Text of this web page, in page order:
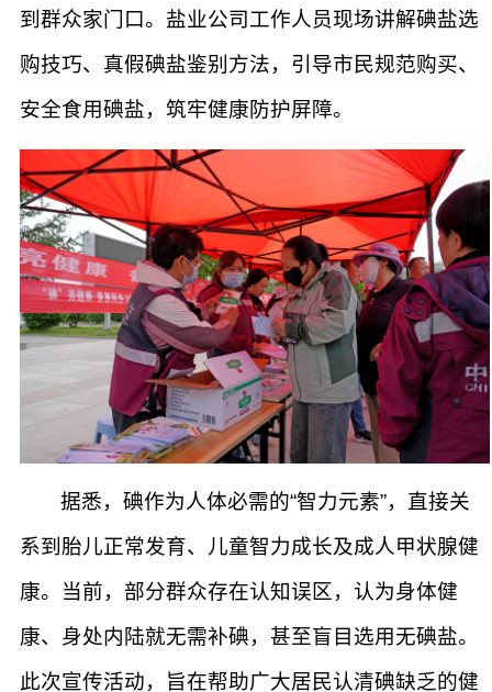
到群众家门口。盐业公司工作人员现场讲解碘盐选
购技巧、真假碘盐鉴别方法，引导市民规范购买、
安全食用碘盐，筑牢健康防护屏障。
据悉，碘作为人体必需的“智力元素”，直接关
系到胎儿正常发育、儿童智力成长及成人甲状腺健
康。当前，部分群众存在认知误区，认为身体健
康、身处内陆就无需补碘，甚至盲目选用无碘盐。
此次宣传活动，旨在帮助广大居民认清碘缺乏的健